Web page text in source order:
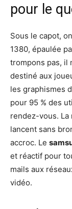
pour le
Sous le capot,
1380, épaulée
trompons pas, il
destiné aux
les graphismes
pour 95 % des
rendez-vous.
lancent sans
accroc. Le
et réactif pour
mails aux
vidéo.